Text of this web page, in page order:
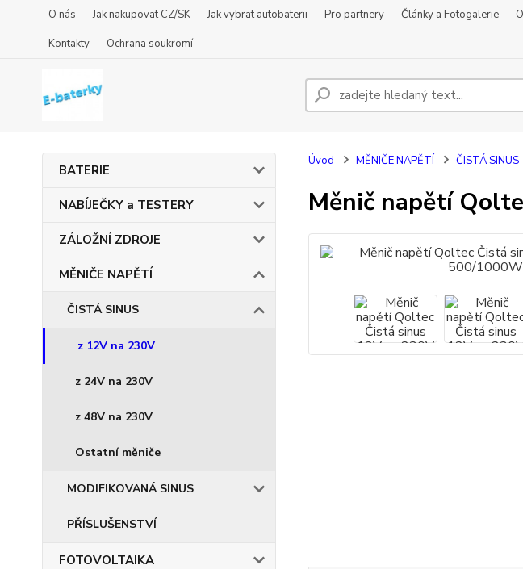
O nás Jak nakupovat CZ/SK Jak vybrat autobaterii Pro partnery Články a Fotogalerie
Kontakty
Ochrana soukromí
BATERIE
NABÍJEČKY a TESTERY
ZÁLOŽNÍ ZDROJE
MĚNIČE NAPĚTÍ
ČISTÁ SINUS
z 12V na 230V
z 24V na 230V
z 48V na 230V
Ostatní měniče
MODIFIKOVANÁ SINUS
PŘÍSLUŠENSTVÍ
FOTOVOLTAIKA
Úvod MĚNIČE NAPĚTÍ ČISTÁ SINUS
Měnič napětí